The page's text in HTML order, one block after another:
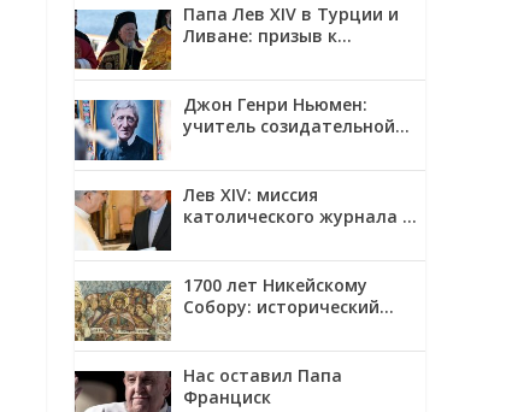
Папа Лев XIV в Турции и
Ливане: призыв к
Джон Генри Ньюмен:
учитель созидательной
Лев XIV: миссия
католического журнала —
Христа
1700 лет Никейскому
Собору: исторический
решения
Нас оставил Папа
Франциск